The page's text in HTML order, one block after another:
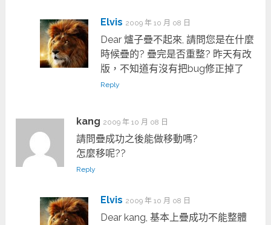
Elvis 2009 年 10 月 08 日
Dear 爐子疊不起來, 請問您是在什麼
時候疊的? 疊完是否重整? 昨天有改
版，不知道有沒有把bug修正掉了
Reply
kang 2009 年 10 月 08 日
請問疊成功之後能做移動嗎?
怎麼移呢??
Reply
Elvis 2009 年 10 月 08 日
Dear kang, 基本上疊成功不能整體